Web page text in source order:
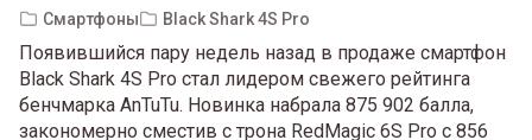
Смартфоны Black Shark 4S Pro
Появившийся пару недель назад в продаже смартфон
Black Shark 4S Pro стал лидером свежего рейтинга
бенчмарка AnTuTu. Новинка набрала 875 902 балла,
закономерно сместив с трона RedMagic 6S Pro с 856